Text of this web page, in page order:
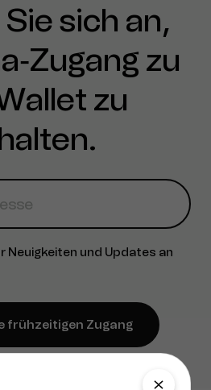
sich an,
zu
zu
Neuigkeiten und Updates an
frühzeitigen Zugang